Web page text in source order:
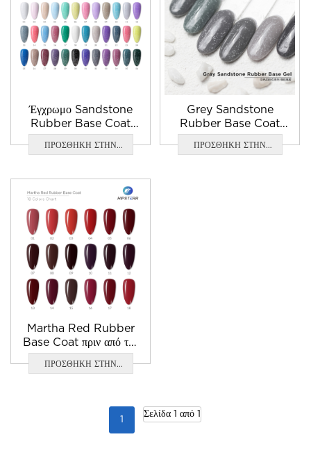
Έγχρωμο Sandstone
Rubber Base Coat
καλύτερη βάση νυχιών
και top coat
ΠΡΟΣΘΗΚΗ ΣΤΗΝ
Grey Sandstone
Rubber Base Coat
μεγάλο αστάρι
ΠΡΟΣΘΗΚΗ ΣΤΗΝ
Martha Red Rubber
Base Coat πριν από την
κόλλα νυχιών βερνίκι gel
ΠΡΟΣΘΗΚΗ ΣΤΗΝ
1
Σελίδα 1 από 1